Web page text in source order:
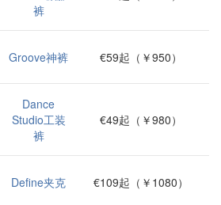
裤
Groove神裤 €59起（￥950）
Dance
Studio工装
裤
€49起（￥980）
Define夹克 €109起（￥1080）